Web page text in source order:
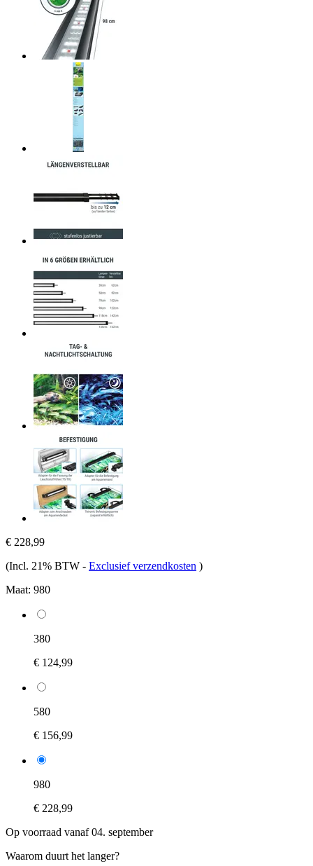
€ 228,99
(Incl. 21% BTW - Exclusief verzendkosten )
Maat: 980
380
€ 124,99
580
€ 156,99
980
€ 228,99
Op voorraad vanaf 04. september
Waarom duurt het langer?